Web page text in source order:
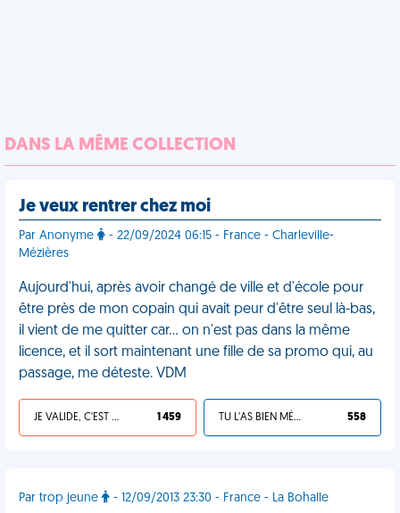
DANS LA MÊME COLLECTION
Je veux rentrer chez moi
Par Anonyme
- 22/09/2024 06:15 - France - Charleville-
Mézières
Aujourd'hui, après avoir changé de ville et d'école pour
être près de mon copain qui avait peur d'être seul là-bas,
il vient de me quitter car… on n'est pas dans la même
licence, et il sort maintenant une fille de sa promo qui, au
passage, me déteste. VDM
JE VALIDE, C'EST UNE VDM 1 459 TU L'AS BIEN MÉRITÉ 558
Par trop jeune - 12/09/2013 23:30 - France - La Bohalle